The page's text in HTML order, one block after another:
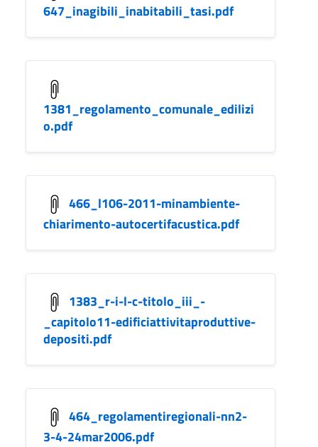
647_inagibili_inabitabili_tasi.pdf
1381_regolamento_comunale_edilizi
o.pdf
466_l106-2011-minambiente-
chiarimento-autocertifacustica.pdf
1383_r-i-l-c-titolo_iii_-
_capitolo11-edificiattivitaproduttive-
depositi.pdf
464_regolamentiregionali-nn2-
3-4-24mar2006.pdf